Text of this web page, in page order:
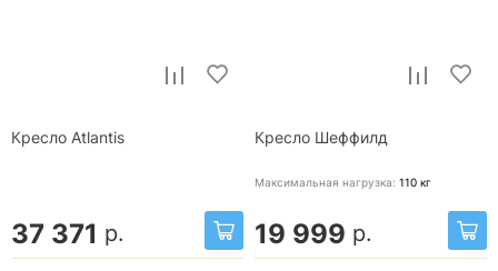
Кресло Atlantis
37 371 р.
Кресло Шеффилд
Максимальная нагрузка: 110 кг
19 999 р.